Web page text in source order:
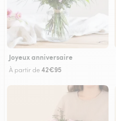
Joyeux anniversaire
À partir de42€95